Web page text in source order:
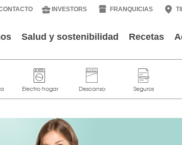
INVESTORS FRANQUICIAS
Salud y sostenibilidad Recetas